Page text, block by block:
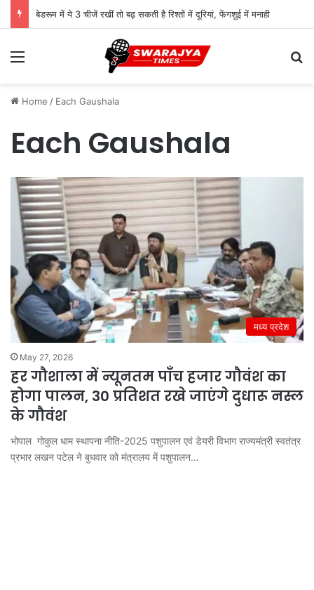
बेडरूम में ये 3 चीजें रखीं तो बढ़ सकती है रिश्तों में दूरियां, फेंगशुई में मनाही
Menu
Home / Each Gaushala
Each Gaushala
मध्य प्रदेश
May 27, 2026
हर गौशाला में न्यूनतम पाँच हजार गौवंश का
होगा पालन, 30 प्रतिशत रखे जाएंगे दुधारू नस्ल
के गौवंश
भोपाल गोकुल धाम स्थापना नीति-2025 पशुपालन एवं डेयरी विभाग राज्यमंत्री स्वतंत्र
प्रभार लखन पटेल ने बुधवार को मंत्रालय में पशुपालन…